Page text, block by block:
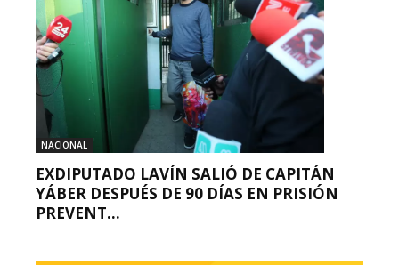
NACIONAL
EXDIPUTADO LAVÍN SALIÓ DE CAPITÁN
YÁBER DESPUÉS DE 90 DÍAS EN PRISIÓN
PREVENT...